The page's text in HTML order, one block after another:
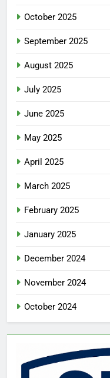
October 2025
September 2025
August 2025
July 2025
June 2025
May 2025
April 2025
March 2025
February 2025
January 2025
December 2024
November 2024
October 2024